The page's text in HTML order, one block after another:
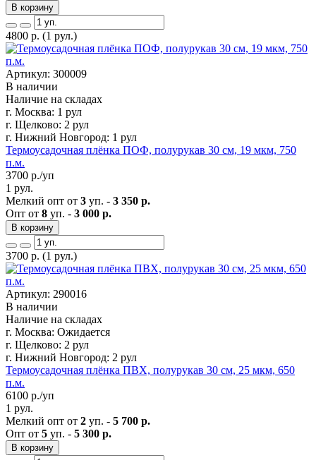
В корзину
4800 р. (1 рул.)
Артикул: 300009
В наличии
Наличие на складах
г. Москва: 1 рул
г. Щелково: 2 рул
г. Нижний Новгород: 1 рул
Термоусадочная плёнка ПОФ, полурукав 30 см, 19 мкм, 750
п.м.
3700 р./уп
1 рул.
Мелкий опт от 3 уп. - 3 350 р.
Опт от 8 уп. - 3 000 р.
В корзину
3700 р. (1 рул.)
Артикул: 290016
В наличии
Наличие на складах
г. Москва: Ожидается
г. Щелково: 2 рул
г. Нижний Новгород: 2 рул
Термоусадочная плёнка ПВХ, полурукав 30 см, 25 мкм, 650
п.м.
6100 р./уп
1 рул.
Мелкий опт от 2 уп. - 5 700 р.
Опт от 5 уп. - 5 300 р.
В корзину